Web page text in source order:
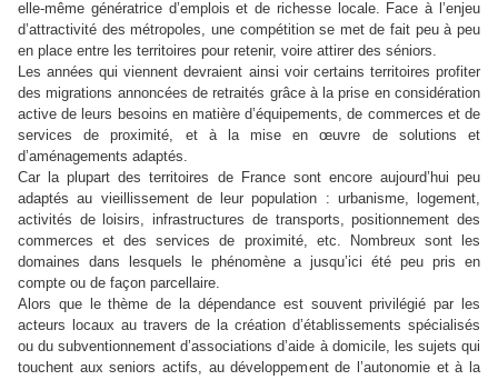
elle-même génératrice d’emplois et de richesse locale. Face à l’enjeu
d’attractivité des métropoles, une compétition se met de fait peu à peu
en place entre les territoires pour retenir, voire attirer des séniors.
Les années qui viennent devraient ainsi voir certains territoires profiter
des migrations annoncées de retraités grâce à la prise en considération
active de leurs besoins en matière d’équipements, de commerces et de
services de proximité, et à la mise en œuvre de solutions et
d’aménagements adaptés.
Car la plupart des territoires de France sont encore aujourd’hui peu
adaptés au vieillissement de leur population : urbanisme, logement,
activités de loisirs, infrastructures de transports, positionnement des
commerces et des services de proximité, etc. Nombreux sont les
domaines dans lesquels le phénomène a jusqu’ici été peu pris en
compte ou de façon parcellaire.
Alors que le thème de la dépendance est souvent privilégié par les
acteurs locaux au travers de la création d’établissements spécialisés
ou du subventionnement d’associations d’aide à domicile, les sujets qui
touchent aux seniors actifs, au développement de l’autonomie et à la